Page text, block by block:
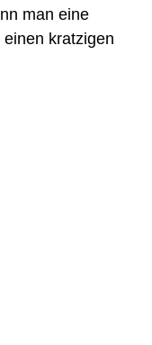
man eine
kratzigen